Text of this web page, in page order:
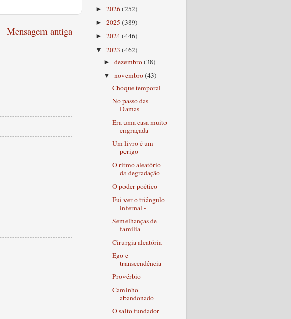
Mensagem antiga
► 2026(252)
► 2025 (389)
► 2024(446)
▼ 2023 (462)
►dezembro(38)
▼novembro(43)
Choque temporal
No passo das
Damas
Era uma casa muito
engraçada
Um livro é um
perigo
O ritmo aleatório
da degradação
O poder poético
Fui ver o triângulo
infernal -
Semelhanças de
família
Cirurgia aleatória
Ego e
transcendência
Provérbio
Caminho
abandonado
O salto fundador